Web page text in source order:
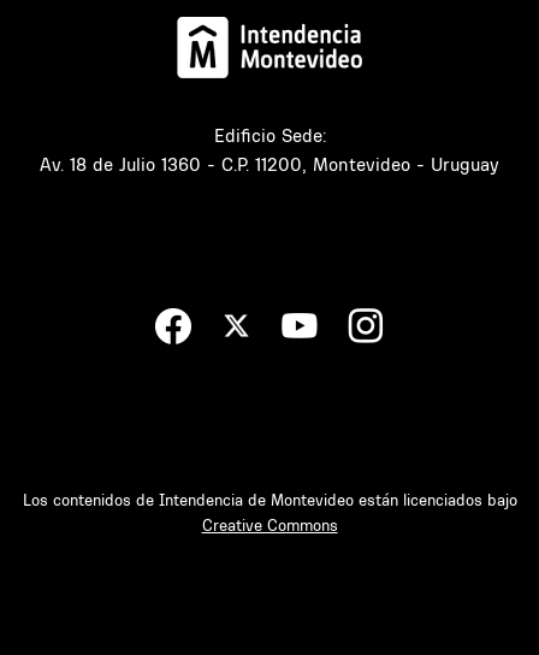
Edificio Sede:
Av. 18 de Julio 1360 - C.P. 11200, Montevideo - Uruguay
Los contenidos de Intendencia de Montevideo están licenciados bajo
Creative Commons